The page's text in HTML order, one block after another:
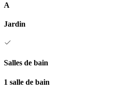
A
Jardin
Salles de bain
1 salle de bain